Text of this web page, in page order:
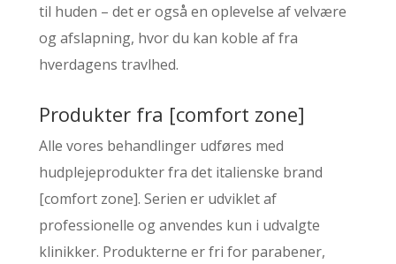
til huden – det er også en oplevelse af velvære
og afslapning, hvor du kan koble af fra
hverdagens travlhed.
Produkter fra [comfort zone]
Alle vores behandlinger udføres med
hudplejeprodukter fra det italienske brand
[comfort zone]. Serien er udviklet af
professionelle og anvendes kun i udvalgte
klinikker. Produkterne er fri for parabener,